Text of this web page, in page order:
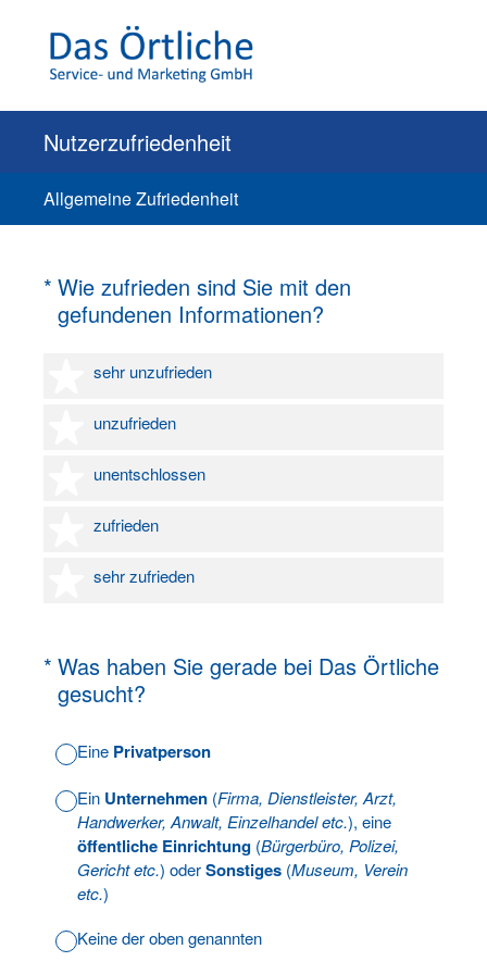
Nutzerzufriedenheit
Allgemeine Zufriedenheit
* Wie zufrieden sind Sie mit den
gefundenen Informationen?
(Erforderlich.)
sehr unzufrieden
1 Stern
unzufrieden
2 Sterne
unentschlossen
3 Sterne
zufrieden
4 Sterne
sehr zufrieden
5 Sterne
* Was haben Sie gerade bei Das Örtliche
gesucht?
(Erforderlich.)
Eine Privatperson
Ein Unternehmen (Firma, Dienstleister, Arzt,
Handwerker, Anwalt, Einzelhandel etc.), eine
öffentliche Einrichtung (Bürgerbüro, Polizei,
Gericht etc.) oderSonstiges (Museum, Verein
etc.)
Keine der oben genannten